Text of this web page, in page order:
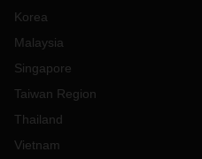
Korea
Malaysia
Singapore
Taiwan Region
Thailand
Vietnam